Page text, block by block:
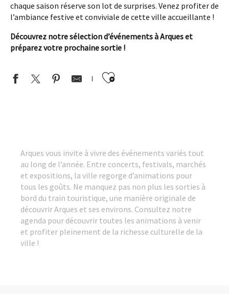
chaque saison réserve son lot de surprises. Venez profiter de
l’ambiance festive et conviviale de cette ville accueillante !
Découvrez notre sélection d’événements à Arques et
préparez votre prochaine sortie !
Ajouter aux
VISITE | Visites libres audio-guidées de l'Ascenseur à bateaux
VISITES GUIDÉES EN BATEAU | Les Fontinettes et le monde
VISITE GUIDÉE | De l'Ascenseur à Bateaux au Chemin de Fer
ATELIER | Nœuds de marinier (dès 6 ans)
SOIRÉE | Guinguette éco-friendly de Community Arques
VISITE GUIDEE | Arques, l'Ascenseur à Bateaux des
Brocante d'Arques
SPORT | "Le Semis du Houblon" course à pied & rando
SPORT | 39e Triathlon & Duathlon de l'Audomarois
Arques vous invite à vivre des événements variés tout
au long de l’année. Entre concerts, festivals, marchés
et expositions, la ville regorge d’animations pour
tous les goûts. Ne manquez pas non plus les sorties à
bord du train touristique, une manière originale de
découvrir Arques et ses environs. Consultez notre
agenda pour découvrir toutes les animations à venir
et profiter pleinement de la richesse culturelle de la
ville !